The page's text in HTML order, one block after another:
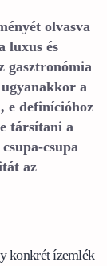
olvasva
luxus és
gasztronómia
a
e definícióhoz
társítani a
csupa
az
konkrét ízemlék